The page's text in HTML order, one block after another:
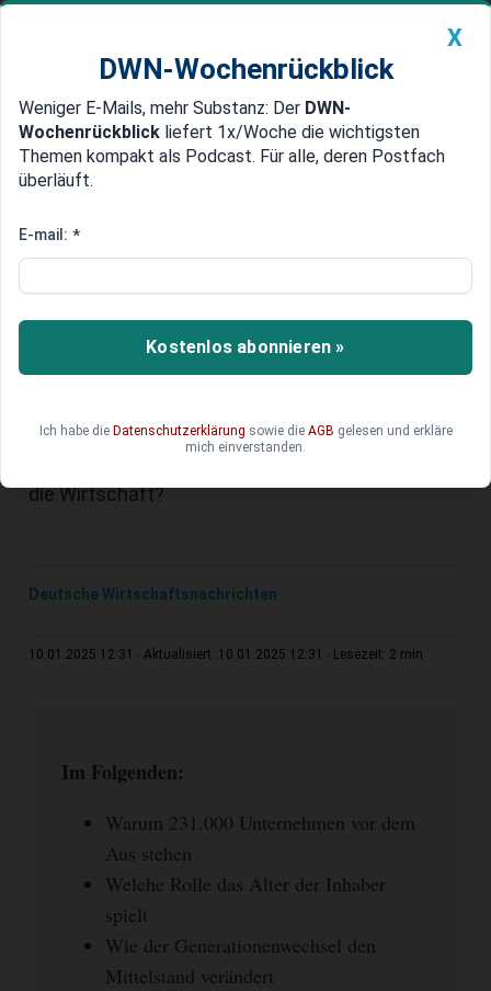
Newsticker MEIN DWN: Geldanlage Premium
Edelmetalle DWN-Magazin China
Unternehmer finden keine
Mittelständler vor der
Schließung 2025
Mittelständlern droht das Aus, weil die Inhaber
die Wirtschaft?
Deutsche Wirtschaftsnachrichten
10.01.2025 12:31 Aktualisiert: 10.01.2025 12:31 Lesezeit: 2 min
Im Folgenden:
Warum 231.000 Unternehmen vor dem
Aus stehen
Welche Rolle das Alter der Inhaber
spielt
Wie der Generationenwechsel den
Mittelstand verändert
X
DWN-Wochenrückblick
Weniger E-Mails, mehr Substanz: Der DWN-
Wochenrückblick liefert 1x/Woche die wichtigsten
Themen kompakt als Podcast. Für alle, deren Postfach
überläuft.
E-mail: *
Kostenlos abonnieren »
Ich habe die Datenschutzerklärung sowie die AGB gelesen und erkläre
mich einverstanden.